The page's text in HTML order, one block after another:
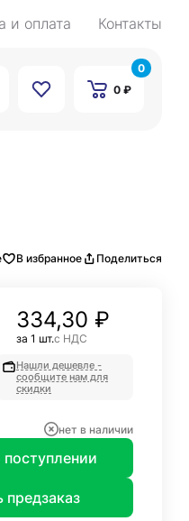
и оплата Контакты
0 ₽
0
В избранное Поделиться
334,30 ₽
за 1 шт.с НДС
Нашли дешевле -
сообщите нам для
скидки
нет в наличии